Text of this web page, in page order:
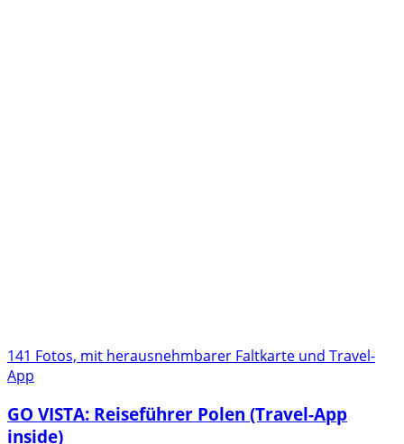
141 Fotos, mit herausnehmbarer Faltkarte und Travel-
App
GO VISTA: Reiseführer Polen (Travel-App
inside)